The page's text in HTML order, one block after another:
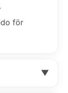
.
för
▼